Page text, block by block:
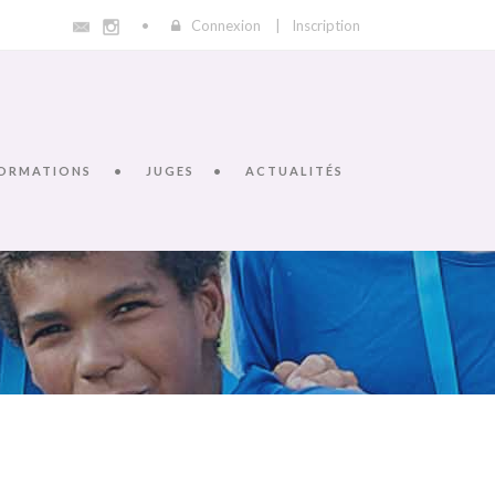
Connexion Inscription
JUGES ACTUALITÉS